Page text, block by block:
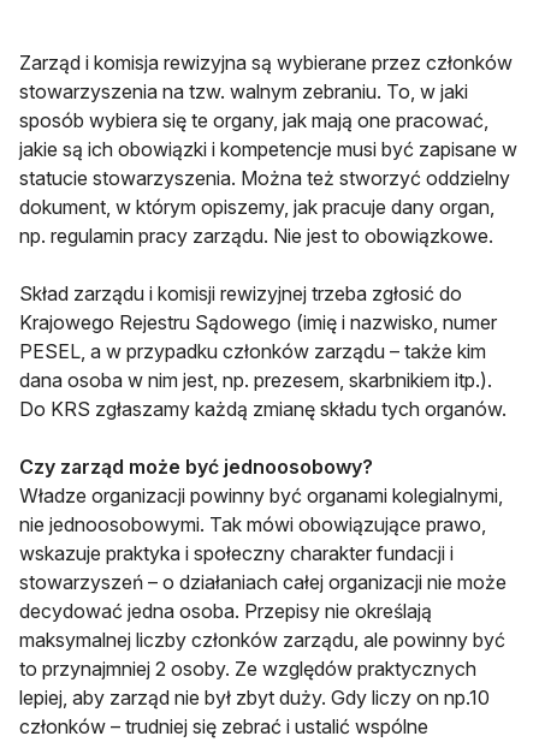
Zarząd i komisja rewizyjna są wybierane przez członków
stowarzyszenia na tzw. walnym zebraniu. To, w jaki
sposób wybiera się te organy, jak mają one pracować,
jakie są ich obowiązki i kompetencje musi być zapisane w
statucie stowarzyszenia. Można też stworzyć oddzielny
dokument, w którym opiszemy, jak pracuje dany organ,
np. regulamin pracy zarządu. Nie jest to obowiązkowe.
Skład zarządu i komisji rewizyjnej trzeba zgłosić do
Krajowego Rejestru Sądowego (imię i nazwisko, numer
PESEL, a w przypadku członków zarządu – także kim
dana osoba w nim jest, np. prezesem, skarbnikiem itp.).
Do KRS zgłaszamy każdą zmianę składu tych organów.
Czy zarząd może być jednoosobowy?
Władze organizacji powinny być organami kolegialnymi,
nie jednoosobowymi. Tak mówi obowiązujące prawo,
wskazuje praktyka i społeczny charakter fundacji i
stowarzyszeń – o działaniach całej organizacji nie może
decydować jedna osoba. Przepisy nie określają
maksymalnej liczby członków zarządu, ale powinny być
to przynajmniej 2 osoby. Ze względów praktycznych
lepiej, aby zarząd nie był zbyt duży. Gdy liczy on np.10
członków – trudniej się zebrać i ustalić wspólne